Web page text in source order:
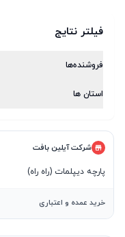
فیلتر نتایج
فروشنده‌ها
استان ها
شرکت آیلین بافت
پارچه دیپلمات (راه راه)
خرید عمده و اعتباری